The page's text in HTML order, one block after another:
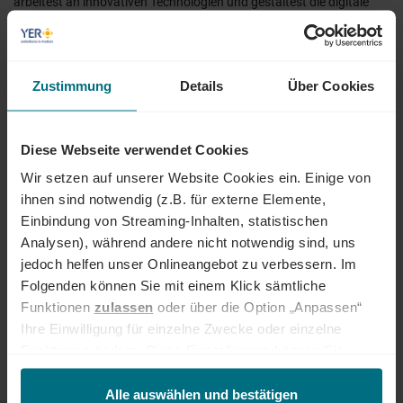
Zustimmung Details Über Cookies
Diese Webseite verwendet Cookies
Wir setzen auf unserer Website Cookies ein. Einige von
ihnen sind notwendig (z.B. für externe Elemente,
Einbindung von Streaming-Inhalten, statistischen
Analysen), während andere nicht notwendig sind, uns
jedoch helfen unser Onlineangebot zu verbessern. Im
Folgenden können Sie mit einem Klick sämtliche
Funktionen zulassen oder über die Option „Anpassen“
Ihre Einwilligung für einzelne Zwecke oder einzelne
jederzeit über unserenCookie-Hinweisaufrufen
und/oder nachträglich jederzeit anpassen. Weitere
Alle auswählen und bestätigen
IT-Jobs und Tech-Jobs sind branchenübergreifend gefragt.
Besonders attraktive Perspektiven bieten:
Technologie- und Softwareunternehmen
Industrie & Engineering
Energie & Infrastruktur
Finanzdienstleistungen
E-Commerce & Digital Business
Verteidigungsindustrie (Defence)
Von Start-ups bis Konzerne: Unternehmen investieren massiv in
Cloud-Computing, IT-Sicherheit, Datenarchitekturen und moderne
Softwarelösungen.